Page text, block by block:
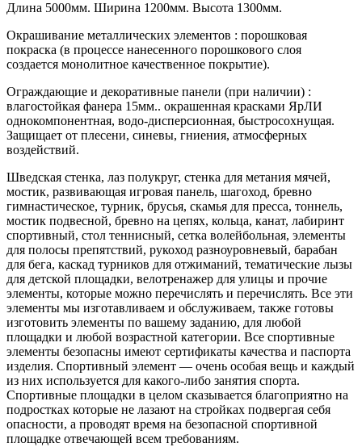
Длина 5000мм. Ширина 1200мм. Высота 1300мм.
Окрашивание металлических элементов : порошковая
покраска (в процессе нанесенного порошкового слоя
создается монолитное качественное покрытие).
Ограждающие и декоративные панели (при наличии) :
влагостойкая фанера 15мм.. окрашенная красками ЯрЛИ
однокомпонентная, водо-дисперсионная, быстросохнущая.
Защищает от плесени, синевы, гниения, атмосферных
воздействий.
Шведская стенка, лаз полукруг, стенка для метания мячей,
мостик, развивающая игровая панель, шагоход, бревно
гимнастическое, турник, брусья, скамья для пресса, тоннель,
мостик подвесной, бревно на цепях, кольца, канат, лабиринт
спортивный, стол теннисный, сетка волейбольная, элементы
для полосы препятствий, рукоход разноуровневый, барабан
для бега, каскад турников для отжиманий, тематические лызы
для детской площадки, велотренажер для улицы и прочие
элементы, которые можно перечислять и перечислять. Все эти
элементы мы изготавливаем и обслуживаем, также готовы
изготовить элементы по вашему заданию, для любой
площадки и любой возрастной категории. Все спортивные
элементы безопасны имеют сертификаты качества и паспорта
изделия. Спортивный элемент — очень особая вещь и каждый
из них используется для какого-либо занятия спорта.
Спортивные площадки в целом сказывается благоприятно на
подростках которые не лазают на стройках подвергая себя
опасности, а проводят время на безопасной спортивной
площадке отвечающей всем требованиям.